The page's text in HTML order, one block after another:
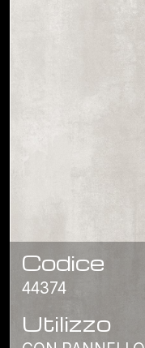
Codice
44374
Utilizzo